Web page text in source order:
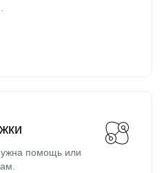
помощь или